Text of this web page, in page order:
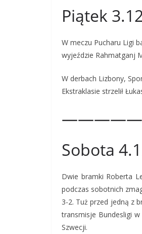
Piątek
W meczu Pucharu Ligi
wyjeździe Rahmatganj
W derbach Lizbony,
Ekstraklasie strzelił
Sobota
Dwie bramki Roberta
podczas sobotnich
3-2. Tuż przed jedną z
transmisje Bundesligi
Szwecji.